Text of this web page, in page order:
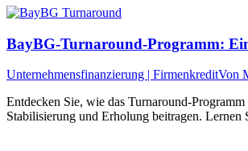
BayBG-Turnaround-Programm:
Unternehmensfinanzierung | FirmenkreditVon
Entdecken Sie, wie das Turnaround-
Stabilisierung und Erholung beitragen.